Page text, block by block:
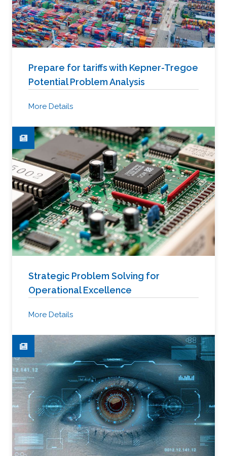
Prepare for tariffs with Kepner-Tregoe
Potential Problem Analysis
More Details
Strategic Problem Solving for
Operational Excellence
More Details